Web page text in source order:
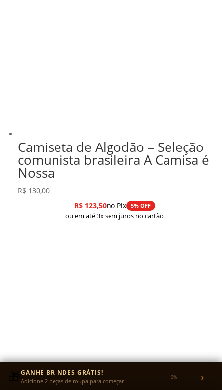
Camiseta de Algodão – Seleção
comunista brasileira A Camisa é
Nossa
R$ 130,00
R$123,50no Pix 5% OFF
ou em até 3x sem juros no cartão
🎁GANHE BRINDES GRÁTIS!
Adicione 2 peças de roupa para começar 0% ›